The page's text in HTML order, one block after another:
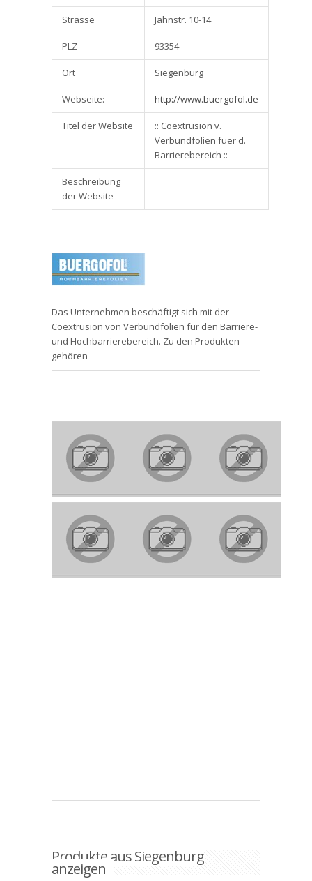
Strasse Jahnstr. 10-14
PLZ 93354
Ort Siegenburg
Webseite: http://www.buergofol.de
Titel der Website
:: Coextrusion v.
Verbundfolien fuer d.
Barrierebereich ::
Beschreibung
der Website
Das Unternehmen beschäftigt sich mit der
Coextrusion von Verbundfolien für den Barriere-
und Hochbarrierebereich. Zu den Produkten
gehören
Produkte aus Siegenburg
anzeigen